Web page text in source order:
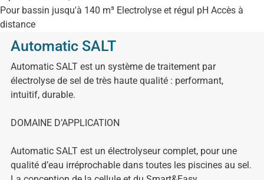
Pour bassin jusqu'à 140 m³ Electrolyse et régul pH Accès à
distance
Automatic SALT
Automatic SALT est un système de traitement par
électrolyse de sel de très haute qualité : performant,
intuitif, durable.
DOMAINE D’APPLICATION
Automatic SALT est un électrolyseur complet, pour une
qualité d’eau irréprochable dans toutes les piscines au sel.